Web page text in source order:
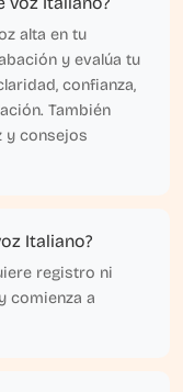
alta en tu
y evalúa tu
confianza,
También
y consejos
Italiano?
registro ni
comienza a